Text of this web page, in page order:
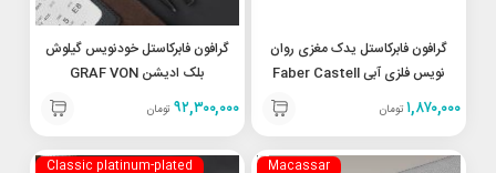
گرافون فابرکاستل یدک مغزی روان
نویس فلزی آبی Faber Castell
Graf Von RP Refill Blue
148731
۱,۸۷۰,۰۰۰ تومان
گرافون فابرکاستل خودنویس گیلوش
بلک ادیشن GRAF VON
Guilloche Black Edition
145310
۹۲,۳۰۰,۰۰۰ تومان
Macassar
Classic platinum-plated